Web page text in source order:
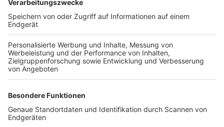
TOP-VEREINE
TOP-PARTNER